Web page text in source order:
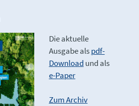
Die aktuelle
Ausgabe alspdf-
Download und als
e-Paper
Zum Archiv